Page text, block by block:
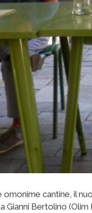
omonime cantine, il
Gianni Bertolino